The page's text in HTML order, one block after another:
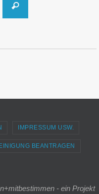
Suchen
IMPRESSUM USW.
BEANTRAGEN
- ein Projekt